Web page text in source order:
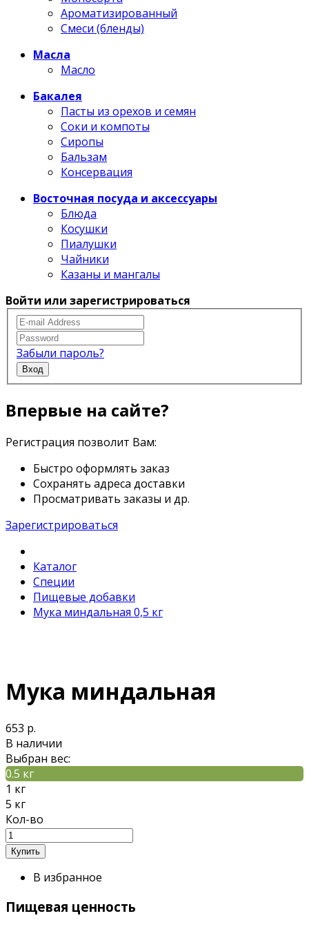
Ароматизированный
Смеси (бленды)
Масла
Масло
Бакалея
Пасты из орехов и семян
Соки и компоты
Сиропы
Бальзам
Консервация
Восточная посуда и аксессуары
Блюда
Косушки
Пиалушки
Чайники
Казаны и мангалы
Войти или зарегистрироваться
Забыли пароль?
Вход
Впервые на сайте?
Регистрация позволит Вам:
Быстро оформлять заказ
Сохранять адреса доставки
Просматривать заказы и др.
Зарегистрироваться
Каталог
Специи
Пищевые добавки
Мука миндальная 0,5 кг
Мука миндальная
653 р.
В наличии
Выбран вес:
0.5 кг
1 кг
5 кг
Кол-во
В избранное
Пищевая ценность